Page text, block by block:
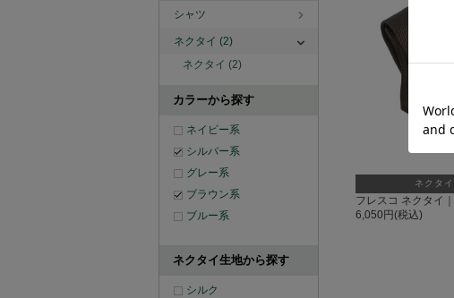
シャツ
ネクタイ (2)
ネクタイ (2)
カラーから探す
ネイビー系
シルバー系
グレー系
ブラウン系
ブルー系
ネクタイ生地から探す
シルク
ネクタイ
フレスコ ネクタイ
6,050円(税込)